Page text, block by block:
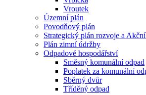
Vroutek
Územní plán
Povodňový plán
Strategický plán rozvoje a
Plán zimní údržby
Odpadové hospodářství
Směsný komunální odpad
Poplatek za komunální
Sběrný dvůr
Tříděný odpad